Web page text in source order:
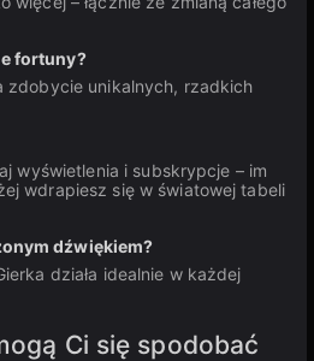
fortuny?
zdobycie unikalnych, rzadkich
wyświetlenia i subskrypcje – im
wdrapiesz się w światowej tabeli
dźwiękiem?
działa idealnie w każdej
Ci się spodobać